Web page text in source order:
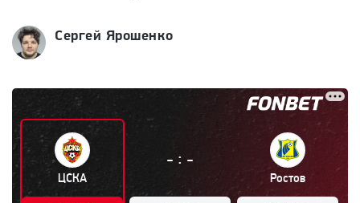
Сергей Ярошенко
ЦСКА
- : -
Ростов